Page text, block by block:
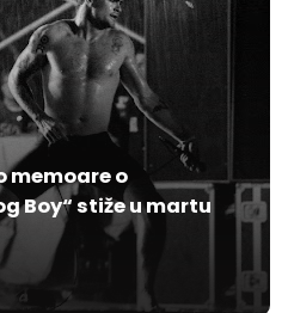
memoare o
Boy“ stiže u martu